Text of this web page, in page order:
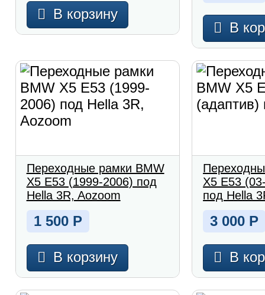
В корзину
В
Переходные рамки BMW
X5 E53 (1999-2006) под
Hella 3R, Aozoom
1 500 Р
В корзину
X5 E53
под Hella
3 000 Р
В